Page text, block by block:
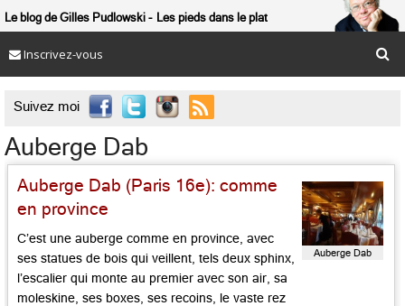
Le blog de Gilles Pudlowski Les pieds dans le plat
Inscrivez-vous
Suivez moi 
Auberge Dab
Auberge Dab (Paris 16e): comme
en province
C’est une auberge comme en province, avec
ses statues de bois qui veillent, tels deux sphinx,
l’escalier qui monte au premier avec son air, sa
moleskine, ses boxes, ses recoins, le vaste rez
Auberge Dab